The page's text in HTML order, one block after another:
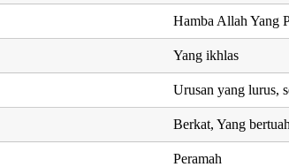
Hamba Allah Yang
Yang ikhlas
Urusan yang lurus,
Berkat, Yang
Peramah